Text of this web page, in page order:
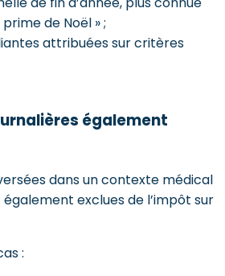
de Noël » ;
attribuées sur critères
également
dans un contexte médical
exclues de l’impôt sur
: